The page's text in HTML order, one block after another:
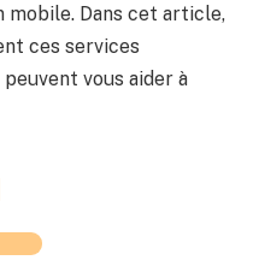
mobile. Dans cet article,
ces services
vous aider à